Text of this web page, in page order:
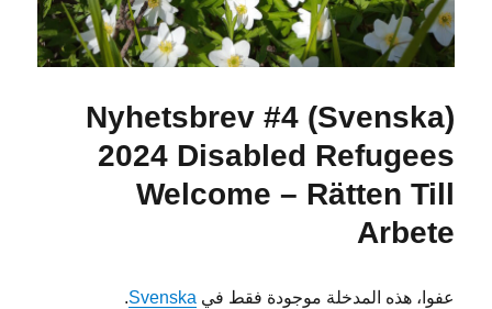
(Svenska) Nyhetsbrev #4
2024 Disabled Refugees
Welcome – Rätten Till
Arbete
عفوا، هذه المدخلة موجودة فقط في Svenska
.